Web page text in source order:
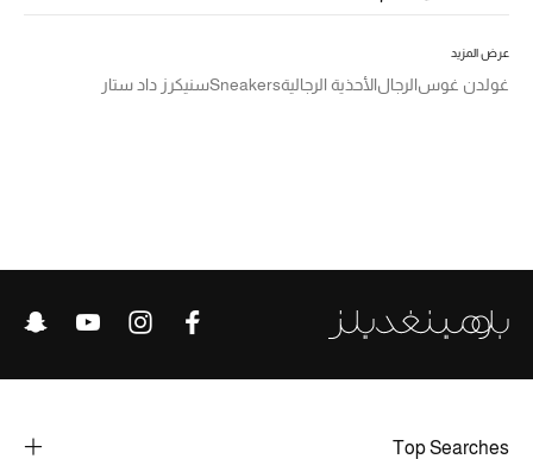
المجوهرات
عرض المزيد
غولدن غوسالرجالالأحذية الرجاليةSneakersسنيكرز داد ستار
Top Searches